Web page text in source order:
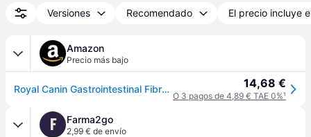
Versiones Recomendado El precio incluye
Amazon
Precio más bajo
Royal Canin Gastrointestinal Fibre Response | 400 g | Pienso para Gatos Adultos | Ayuda a la digestión | Contenido energético Ajustado 14,68 €
O 3 pagos de 4,89 € TAE 0%¹
F Farma2go
2,99 € de envío